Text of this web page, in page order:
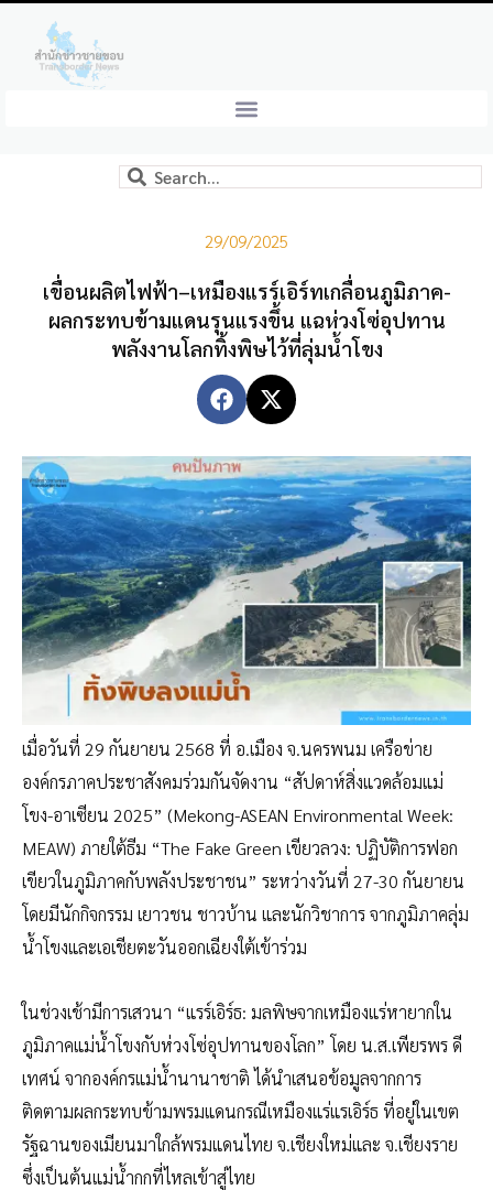
29/09/2025
เขื่อนผลิตไฟฟ้า–เหมืองแรร์เอิร์ทเกลื่อนภูมิภาค-
ผลกระทบข้ามแดนรุนแรงขึ้น แฉห่วงโซ่อุปทาน
พลังงานโลกทิ้งพิษไว้ที่ลุ่มน้ำโขง
เมื่อวันที่ 29 กันยายน 2568 ที่ อ.เมือง จ.นครพนม เครือข่าย
องค์กรภาคประชาสังคมร่วมกันจัดงาน “สัปดาห์สิ่งแวดล้อมแม่
โขง-อาเซียน 2025” (Mekong-ASEAN Environmental Week:
MEAW) ภายใต้ธีม “The Fake Green เขียวลวง: ปฏิบัติการฟอก
เขียวในภูมิภาคกับพลังประชาชน” ระหว่างวันที่ 27-30 กันยายน
โดยมีนักกิจกรรม เยาวชน ชาวบ้าน และนักวิชาการ จากภูมิภาคลุ่ม
น้ำโขงและเอเชียตะวันออกเฉียงใต้เข้าร่วม
ในช่วงเช้ามีการเสวนา “แรร์เอิร์ธ: มลพิษจากเหมืองแร่หายากใน
ภูมิภาคแม่น้ำโขงกับห่วงโซ่อุปทานของโลก” โดย น.ส.เพียรพร ดี
เทศน์ จากองค์กรแม่น้ำนานาชาติ ได้นำเสนอข้อมูลจากการ
ติดตามผลกระทบข้ามพรมแดนกรณีเหมืองแร่แรเอิร์ธ ที่อยู่ในเขต
รัฐฉานของเมียนมาใกล้พรมแดนไทย จ.เชียงใหม่และ จ.เชียงราย
ซึ่งเป็นต้นแม่น้ำกกที่ไหลเข้าสู่ไทย